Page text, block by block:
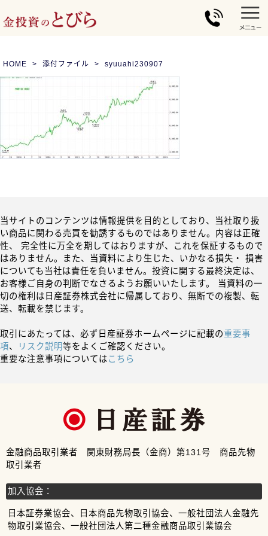
HOME 添付ファイル syuuahi230907
当サイトのコンテンツは情報提供を目的としており、当社取り扱
い商品に関わる売買を勧誘するものではありません。内容は正確
性、 完全性に万全を期してはおりますが、これを保証するもので
はありません。また、当資料により生じた、いかなる損失・ 損害
についても当社は責任を負いません。投資に関する最終決定は、
お客様ご自身の判断でなさるようお願いいたします。 当資料の一
切の権利は日産証券株式会社に帰属しており、無断での複製、転
送、転載を禁じます。
取引にあたっては、必ず日産証券ホームページに記載の重要事
項、 リスク説明等をよくご確認ください。
重要な注意事項についてはこちら
金融商品取引業者 関東財務局長（金商）第131号 商品先物
取引業者
加入協会：
日本証券業協会、日本商品先物取引協会、一般社団法人金融先
物取引業協会、一般社団法人第二種金融商品取引業協会